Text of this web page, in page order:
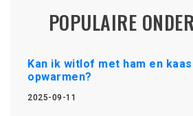
POPULAIRE
Kan ik witlof met ham en
opwarmen?
2025-09-11